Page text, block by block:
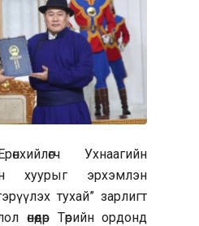
Ухнаагийн
хуурыг эрхэмлэн
тухай” зарлигт
өнөөдөр Төрийн ордонд